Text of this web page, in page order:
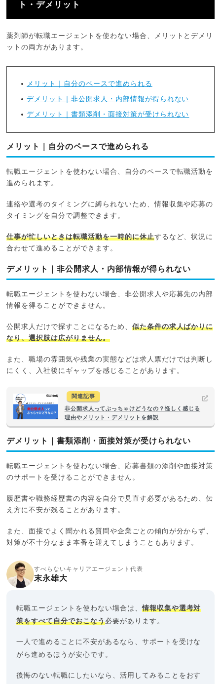
ト・デメリット
薬剤師が転職エージェントを使わない場合、メリットとデメリ
ットの両方があります。
メリット｜自分のペースで進められる
デメリット｜非公開求人・内部情報が得られない
デメリット｜書類添削・面接対策が受けられない
メリット｜自分のペースで進められる
転職エージェントを使わない場合、自分のペースで転職活動を
進められます。
連絡や選考のタイミングに縛られないため、情報収集や応募の
タイミングを自分で調整できます。
仕事が忙しいときは転職活動を一時的に休止するなど、状況に
合わせて進めることができます。
デメリット｜非公開求人・内部情報が得られない
転職エージェントを使わない場合、非公開求人や応募先の内部
情報を得ることができません。
公開求人だけで探すことになるため、 似た条件の求人ばかりに
なり、選択肢は広がりません。
また、職場の雰囲気や残業の実態などは求人票だけでは判断し
にくく、入社後にギャップを感じることがあります。
関連記事
非公開求人ってぶっちゃけどうなの？怪しく感じる
理由やメリット・デメリットを解説
デメリット｜書類添削・面接対策が受けられない
転職エージェントを使わない場合、応募書類の添削や面接対策
のサポートを受けることができません。
履歴書や職務経歴書の内容を自分で見直す必要があるため、伝
え方に不安が残ることがあります。
また、面接でよく聞かれる質問や企業ごとの傾向が分からず、
対策が不十分なまま本番を迎えてしまうこともあります。
すべらないキャリアエージェント代表
末永雄大
転職エージェントを使わない場合は、情報収集や選考対
策をすべて自分でおこなう必要があります。
一人で進めることに不安があるなら、サポートを受けな
がら進めるほうが安心です。
後悔のない転職にしたいなら、活用してみることをおす